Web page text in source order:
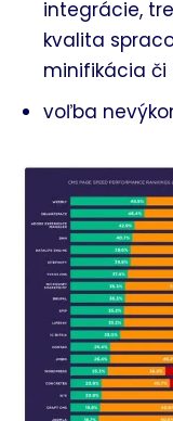
integrácie,
kvalita
minifikácia či
voľba